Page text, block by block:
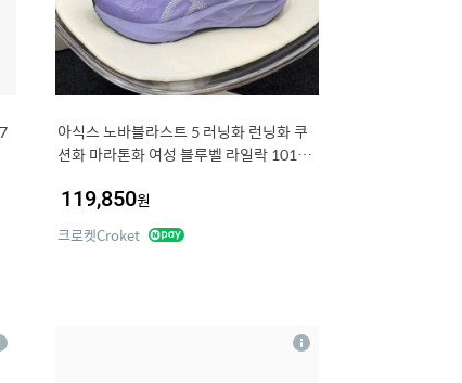
아식스 노바블라스트 5 러닝화 런닝화 쿠
션화 마라톤화 여성 블루벨 라일락 1012B
119,850원
크로켓Croket
상